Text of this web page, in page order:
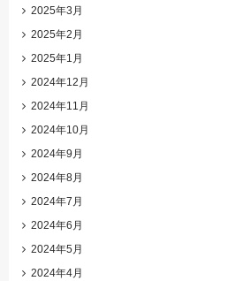
2025年3月
2025年2月
2025年1月
2024年12月
2024年11月
2024年10月
2024年9月
2024年8月
2024年7月
2024年6月
2024年5月
2024年4月